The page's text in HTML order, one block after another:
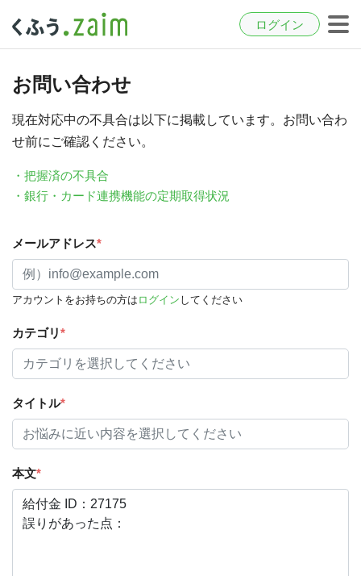
ログイン
お問い合わせ
現在対応中の不具合は以下に掲載しています。お問い合わ
せ前にご確認ください。
・把握済の不具合
・銀行・カード連携機能の定期取得状況
メールアドレス*
アカウントをお持ちの方は ログイン してください
カテゴリ*
タイトル*
本文*